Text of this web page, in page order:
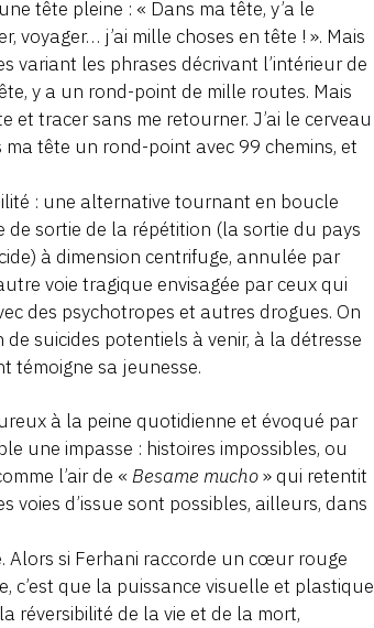
tête pleine : « Dans ma tête, y’a le
voyager… j’ai mille choses en tête ! ». Mais
variant les phrases décrivant l’intérieur de
y a un rond-point de mille routes. Mais
tracer sans me retourner. J’ai le cerveau
tête un rond-point avec 99 chemins, et
: une alternative tournant en boucle
sortie de la répétition (la sortie du pays
à dimension centrifuge, annulée par
voie tragique envisagée par ceux qui
des psychotropes et autres drogues. On
suicides potentiels à venir, à la détresse
témoigne sa jeunesse.
à la peine quotidienne et évoqué par
une impasse : histoires impossibles, ou
l’air de «Besame mucho» qui retentit
voies d’issue sont possibles, ailleurs, dans
Alors si Ferhani raccorde un cœur rouge
c’est que la puissance visuelle et plastique
réversibilité de la vie et de la mort,